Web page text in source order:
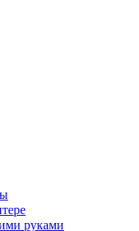
руками